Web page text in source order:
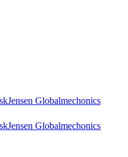
Jensen Globalmechonics
Jensen Globalmechonics